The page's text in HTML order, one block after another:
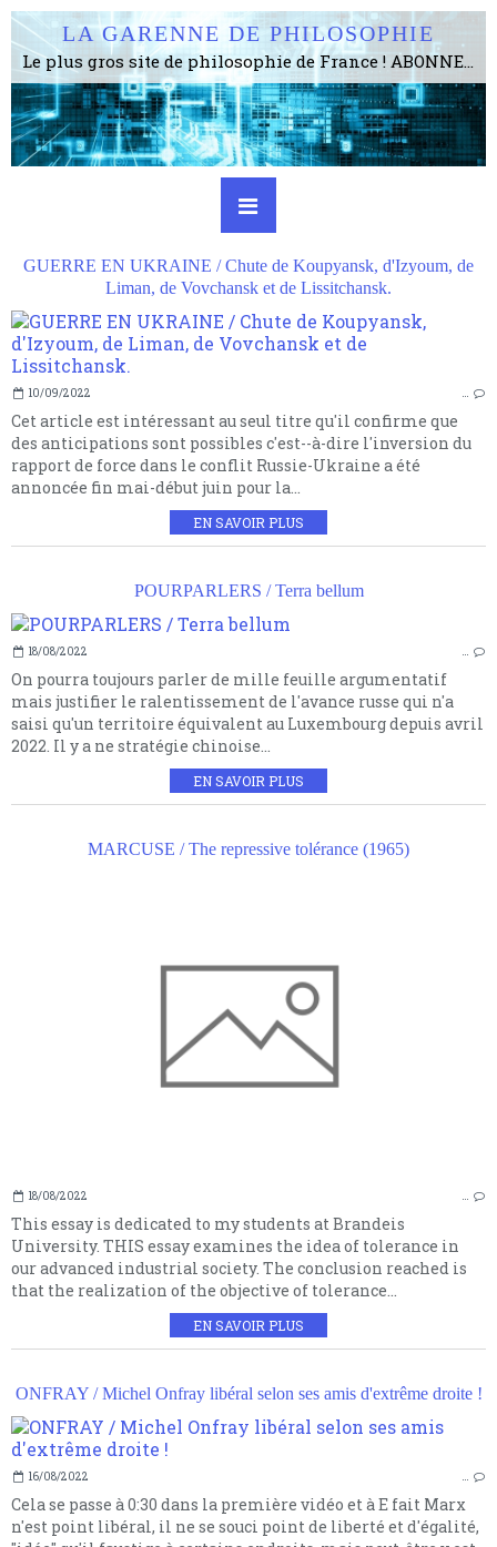
LA GARENNE DE PHILOSOPHIE
Le plus gros site de philosophie de France ! ABONNEZ-VOUS ! 4115 Articles, 1634 abonné·e·s, depuis 2006 . . . . . . . . 2 852 214 pages vues jusqu'à présent. Prestance et être apte à un plus grand nombre de choses.
GUERRE EN UKRAINE / Chute de Koupyansk, d'Izyoum, de
Liman, de Vovchansk et de Lissitchansk.
10/09/2022 …
Cet article est intéressant au seul titre qu'il confirme que
des anticipations sont possibles c'est--à-dire l'inversion du
rapport de force dans le conflit Russie-Ukraine a été
annoncée fin mai-début juin pour la...
EN SAVOIR PLUS
POURPARLERS / Terra bellum
18/08/2022 …
On pourra toujours parler de mille feuille argumentatif
mais justifier le ralentissement de l'avance russe qui n'a
saisi qu'un territoire équivalent au Luxembourg depuis avril
2022. Il y a ne stratégie chinoise...
EN SAVOIR PLUS
MARCUSE / The repressive tolérance (1965)
18/08/2022 …
This essay is dedicated to my students at Brandeis
University. THIS essay examines the idea of tolerance in
our advanced industrial society. The conclusion reached is
that the realization of the objective of tolerance...
EN SAVOIR PLUS
ONFRAY / Michel Onfray libéral selon ses amis d'extrême droite !
16/08/2022 …
Cela se passe à 0:30 dans la première vidéo et à E fait Marx
n'est point libéral, il ne se souci point de liberté et d'égalité,